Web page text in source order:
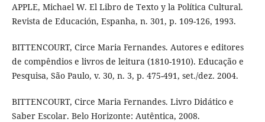
APPLE, Michael W. El Libro de Texto y la Política Cultural.
Revista de Educación, Espanha, n. 301, p. 109-126, 1993.
BITTENCOURT, Circe Maria Fernandes. Autores e editores
de compêndios e livros de leitura (1810-1910). Educação e
Pesquisa, São Paulo, v. 30, n. 3, p. 475-491, set./dez. 2004.
BITTENCOURT, Circe Maria Fernandes. Livro Didático e
Saber Escolar. Belo Horizonte: Autêntica, 2008.